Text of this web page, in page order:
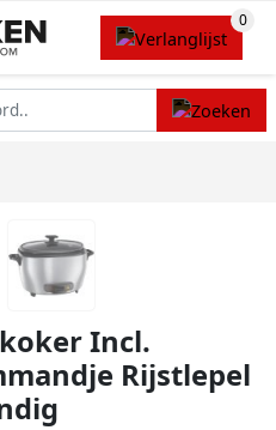
Incl.
Rijstlepel